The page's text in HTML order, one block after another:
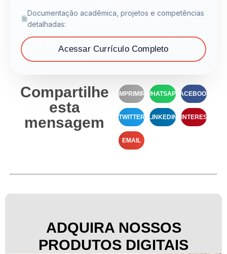
Documentação acadêmica, projetos e competências
detalhadas:
Acessar Currículo Completo
Compartilhe
esta
mensagem
IMPRIMIR WHATSAPP FACEBOOK
TWITTER LINKEDIN PINTEREST
EMAIL
ADQUIRA NOSSOS
PRODUTOS DIGITAIS